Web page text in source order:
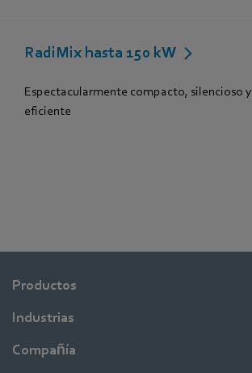
RadiMix hasta 150 kW
Espectacularmente compacto, silencioso y
eficiente
Productos
Industrias
Compañía